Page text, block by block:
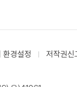
환경설정 저작권신